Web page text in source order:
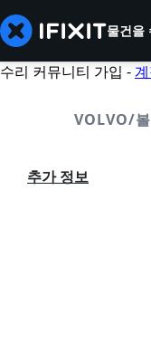
물건을
수리 커뮤니티 가입 -
VOLVO/
추가 정보